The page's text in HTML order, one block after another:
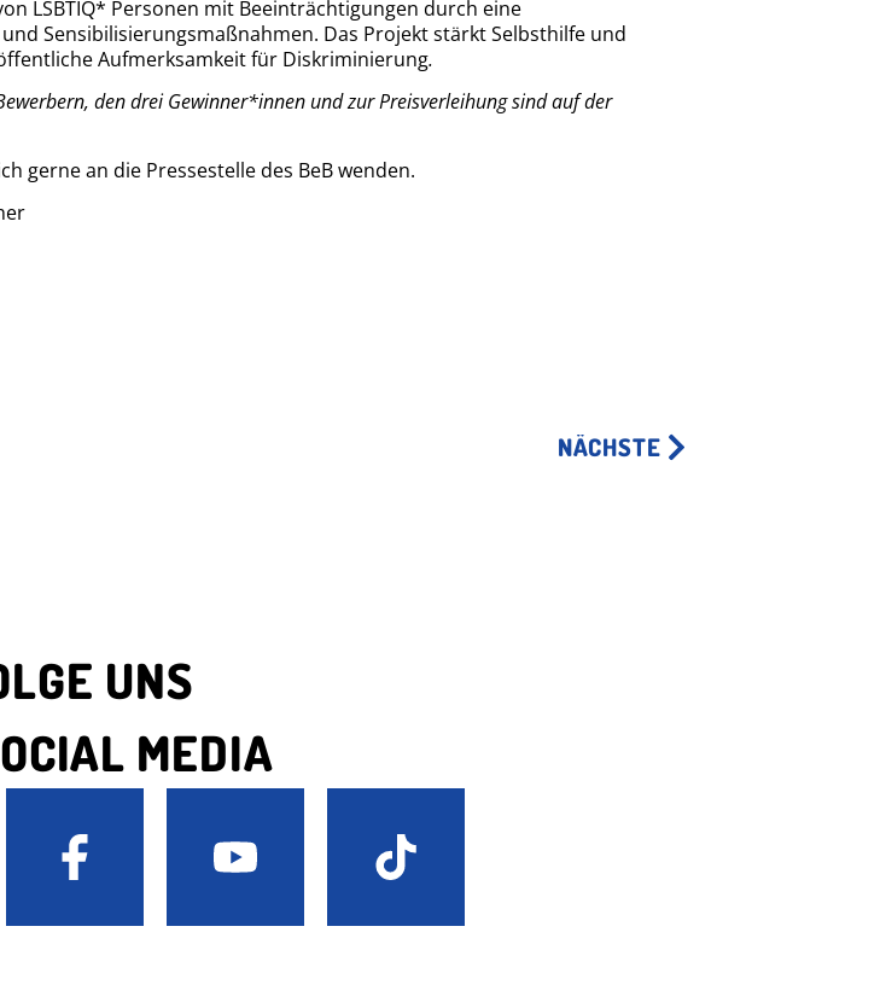
LSBTIQ* Personen mit Beeinträchtigungen durch eine
Sensibilisierungsmaßnahmen. Das Projekt stärkt Selbsthilfe und
Aufmerksamkeit für Diskriminierung.
den drei Gewinner*innen und zur Preisverleihung sind auf der
gerne an die Pressestelle des BeB wenden.
NÄCHSTE
UNS
MEDIA